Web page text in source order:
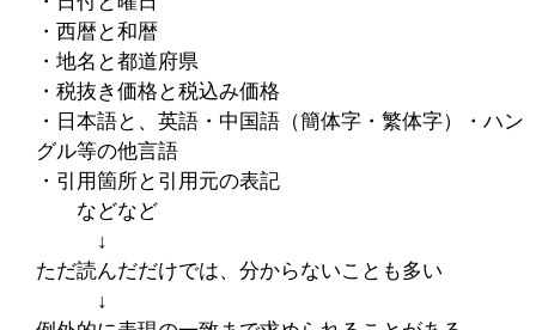
・西暦と和暦
・地名と都道府県
・税抜き価格と税込み価格
・日本語と、英語・中国語（簡体字・繁体字）・ハン
グル等の他言語
・引用箇所と引用元の表記
などなど
↓
ただ読んだだけでは、分からないことも多い
↓